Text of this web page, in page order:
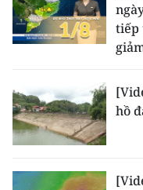
tiếp
hồ